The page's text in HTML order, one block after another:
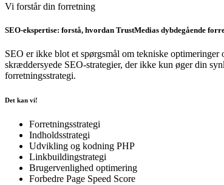
Vi forstår din forretning
SEO-ekspertise: forstå, hvordan TrustMedias dybdegående
SEO er ikke blot et spørgsmål om tekniske
skræddersyede SEO-strategier, der ikke kun øger din
forretningsstrategi.
Det kan vi!
Forretningsstrategi
Indholdsstrategi
Udvikling og kodning PHP
Linkbuildingstrategi
Brugervenlighed optimering
Forbedre Page Speed Score